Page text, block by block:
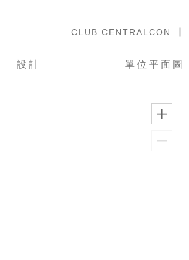
CLUB CENTRALCON
設計 單位平面圖